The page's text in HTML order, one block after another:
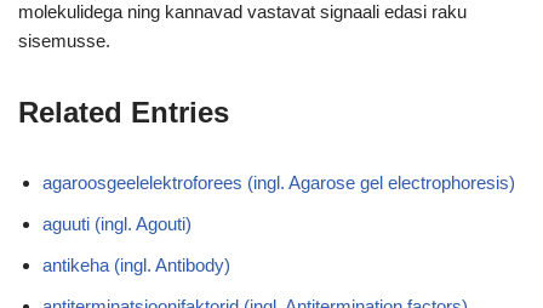
molekulidega ning kannavad vastavat signaali edasi raku
sisemusse.
Related Entries
agaroosgeelelektroforees (ingl. Agarose gel electrophoresis)
aguuti (ingl. Agouti)
antikeha (ingl. Antibody)